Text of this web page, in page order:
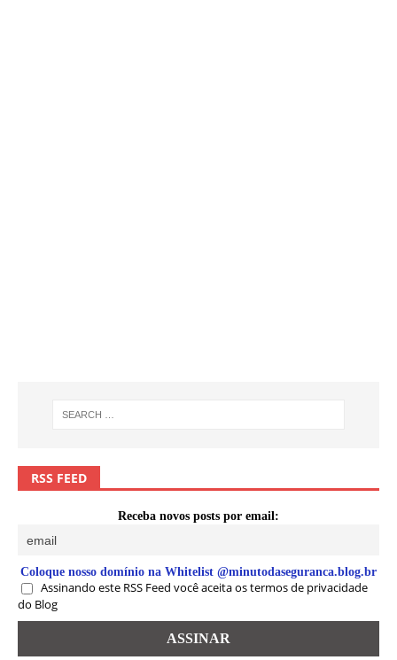
RSS FEED
Receba novos posts por email:
Coloque nosso domínio na Whitelist @minutodaseguranca.blog.br
Assinando este RSS Feed você aceita os termos de privacidade
do Blog